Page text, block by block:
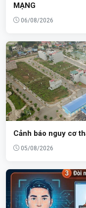
MẠNG
06/08/2026
Cảnh báo nguy cơ
05/08/2026